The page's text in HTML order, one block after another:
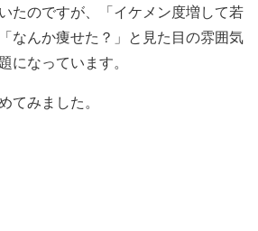
たのですが、「イケメン度増して若
なんか痩せた？」と見た目の雰囲気
になっています。
てみました。